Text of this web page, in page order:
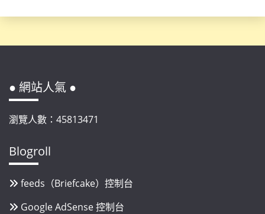
● 網站人氣 ●
瀏覽人數：45813471
Blogroll
feeds（Briefcake）控制台
Google AdSense 控制台